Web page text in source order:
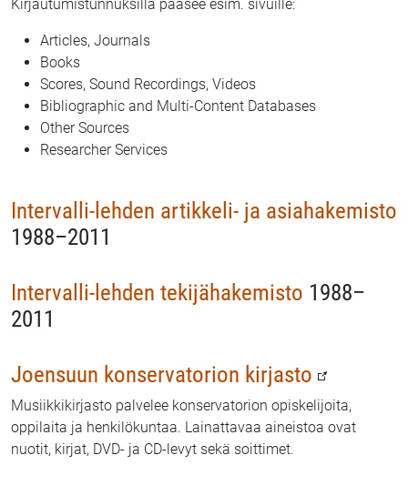
Kirjautumistunnuksilla pääsee esim. sivuille:
Articles, Journals
Books
Scores, Sound Recordings, Videos
Bibliographic and Multi-Content Databases
Other Sources
Researcher Services
Intervalli-lehden artikkeli- ja asiahakemisto
1988–2011
Intervalli-lehden tekijähakemisto 1988–
2011
Joensuun konservatorion kirjasto
Musiikkikirjasto palvelee konservatorion opiskelijoita,
oppilaita ja henkilökuntaa. Lainattavaa aineistoa ovat
nuotit, kirjat, DVD- ja CD-levyt sekä soittimet.